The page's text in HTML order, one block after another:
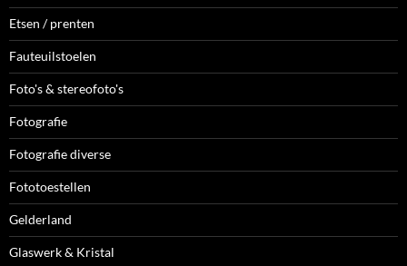
Etsen / prenten
Fauteuilstoelen
Foto's & stereofoto's
Fotografie
Fotografie diverse
Fototoestellen
Gelderland
Glaswerk & Kristal